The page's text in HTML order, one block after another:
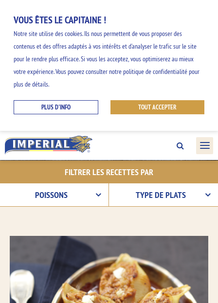
VOUS ÊTES LE CAPITAINE !
Notre site utilise des cookies. Ils nous permettent de vous proposer des
contenus et des offres adaptés à vos intérêts et d’analyser le trafic sur le site
pour le rendre plus efficace. Si vous les acceptez, vous optimiserez au mieux
votre expérience. Vous pouvez consulter notre politique de confidentialité pour
plus de détails.
PLUS D'INFO TOUT ACCEPTER
NOS INSPIRATIONS
Découvrez nos idées faciles et originales et
IMPERIAL.
FILTRER LES RECETTES PAR
POISSONS TYPE DE PLATS